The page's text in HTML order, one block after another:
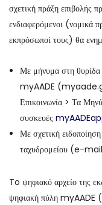
σχετική πράξη επιβολής
ενδιαφερόμενοι (νομικά
εκπρόσωποί τους) θα
Με μήνυμα στη
myAADE
Επικοινωνία > Τα
συσκευές
Με σχετική
ταχυδρομείου (e-
To ψηφιακό αρχείο της
ψηφιακή πύλη